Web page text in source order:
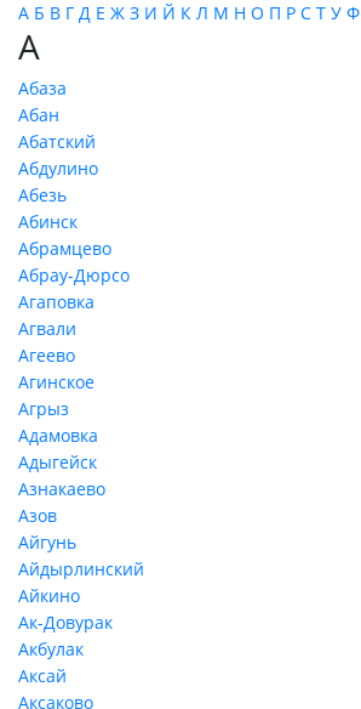
А Б В Г Д Е Ж З И Й К Л М Н О П Р С Т У Ф
А
Абаза
Абан
Абатский
Абдулино
Абезь
Абинск
Абрамцево
Абрау-Дюрсо
Агаповка
Агвали
Агеево
Агинское
Агрыз
Адамовка
Адыгейск
Азнакаево
Азов
Айгунь
Айдырлинский
Айкино
Ак-Довурак
Акбулак
Аксай
Аксаково